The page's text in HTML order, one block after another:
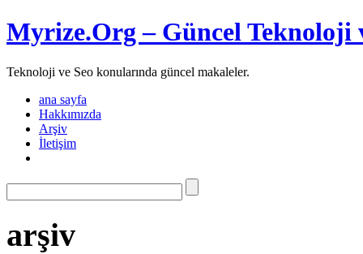
Myrize.Org – Güncel Teknoloji
Teknoloji ve Seo konularında güncel makaleler.
ana sayfa
Hakkımızda
Arşiv
İletişim
arşiv